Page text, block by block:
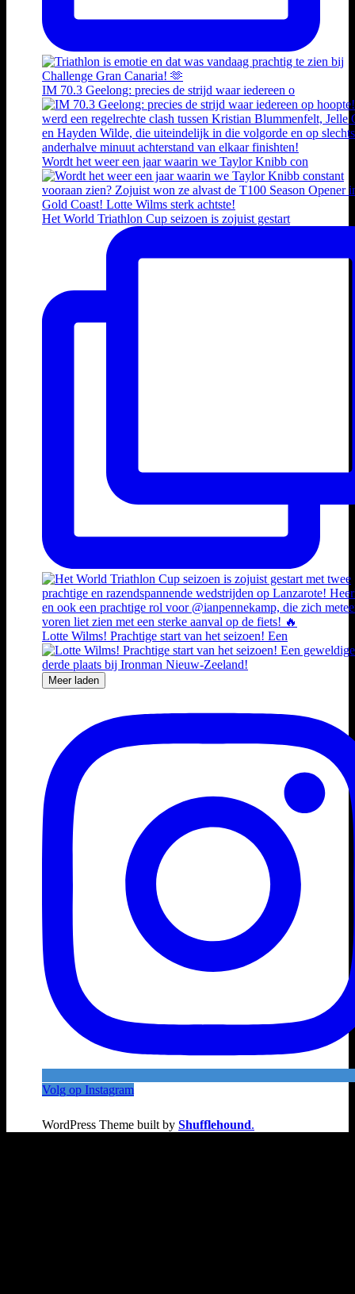
IM 70.3 Geelong: precies de strijd waar iedereen o
Wordt het weer een jaar waarin we Taylor Knibb con
Het World Triathlon Cup seizoen is zojuist gestart
Lotte Wilms! Prachtige start van het seizoen! Een
Meer laden
Volg op Instagram
WordPress Theme built by Shufflehound.